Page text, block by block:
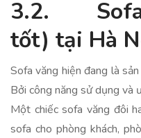
3.2. Sofa
tốt) tại Hà
Sofa văng hiện đang là
Bởi công năng sử dụng và
Một chiếc sofa văng đôi
sofa cho phòng khách,